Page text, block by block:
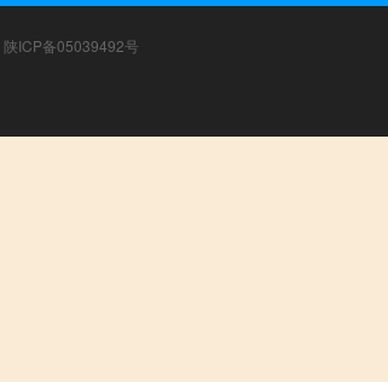
陕ICP备05039492号